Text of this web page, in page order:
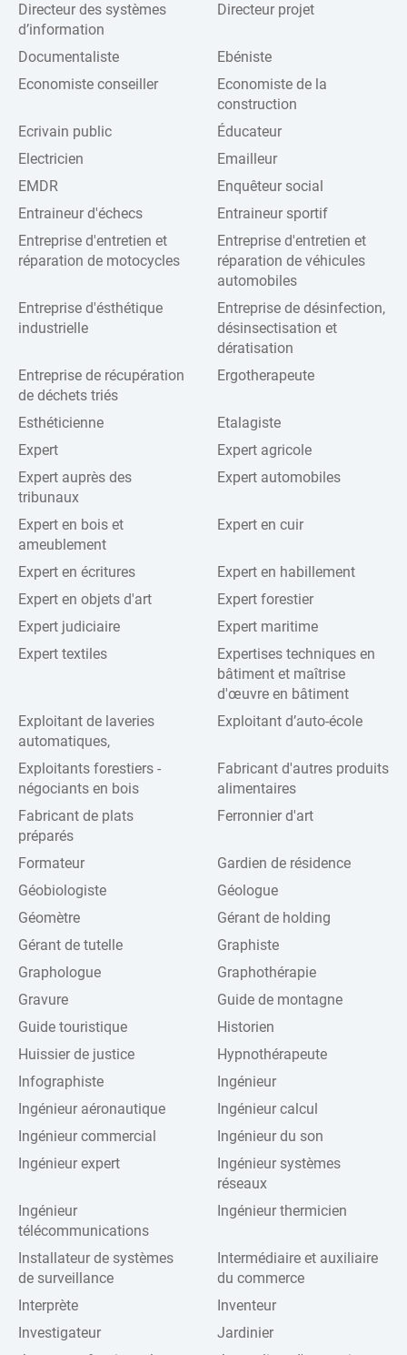
Directeur des systèmes
d’information
Directeur projet
Documentaliste
Ebéniste
Economiste conseiller
Economiste de la
construction
Ecrivain public
Éducateur
Electricien
Emailleur
EMDR
Enquêteur social
Entraineur d'échecs
Entraineur sportif
Entreprise d'entretien et
réparation de motocycles
Entreprise d'entretien et
réparation de véhicules
automobiles
Entreprise d'ésthétique
industrielle
Entreprise de désinfection,
désinsectisation et
dératisation
Entreprise de récupération
de déchets triés
Ergotherapeute
Esthéticienne
Etalagiste
Expert
Expert agricole
Expert auprès des
tribunaux
Expert automobiles
Expert en bois et
ameublement
Expert en cuir
Expert en écritures
Expert en habillement
Expert en objets d'art
Expert forestier
Expert judiciaire
Expert maritime
Expert textiles
Expertises techniques en
bâtiment et maîtrise
d'œuvre en bâtiment
Exploitant de laveries
automatiques,
Exploitant d’auto-école
Exploitants forestiers -
négociants en bois
Fabricant d'autres produits
alimentaires
Fabricant de plats
préparés
Ferronnier d'art
Formateur
Gardien de résidence
Géobiologiste
Géologue
Géomètre
Gérant de holding
Gérant de tutelle
Graphiste
Graphologue
Graphothérapie
Gravure
Guide de montagne
Guide touristique
Historien
Huissier de justice
Hypnothérapeute
Infographiste
Ingénieur
Ingénieur aéronautique
Ingénieur calcul
Ingénieur commercial
Ingénieur du son
Ingénieur expert
Ingénieur systèmes
réseaux
Ingénieur
télécommunications
Ingénieur thermicien
Installateur de systèmes
de surveillance
Intermédiaire et auxiliaire
du commerce
Interprète
Inventeur
Investigateur
Jardinier